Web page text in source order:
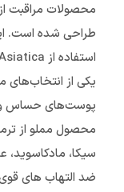
محصولات مراقبت
طراحی شده است.
یکی از انتخاب‌های
پوست‌های حساس و
محصول مملو از
سیکا، مادکاسوید،
ضد التهاب های